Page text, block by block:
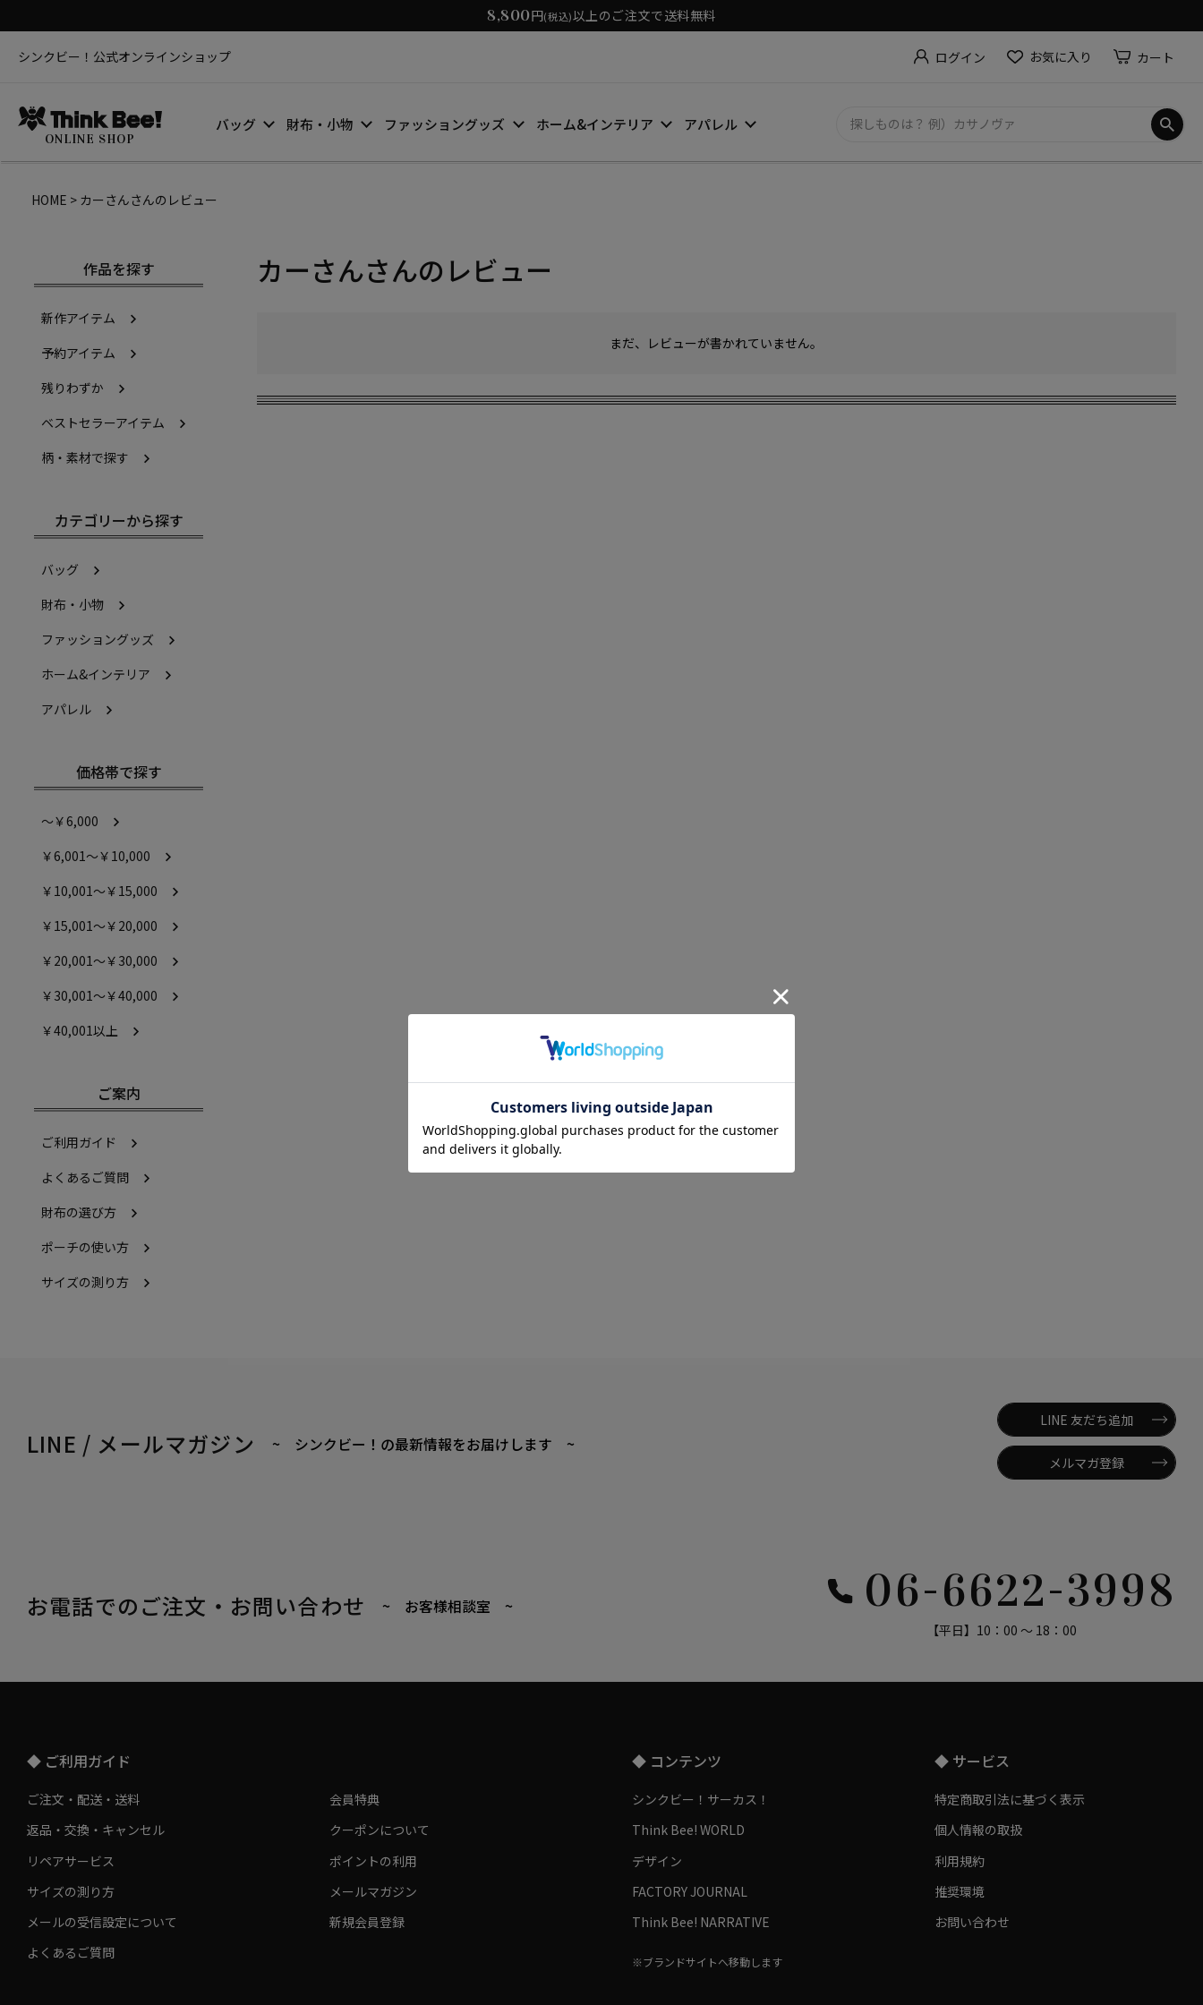
8,800円(税込)以上のご注文で送料無料
シンクビー！公式オンラインショップ ログイン お気に入り カート
ONLINE SHOP
バッグ 財布・小物 ファッショングッズ ホーム&インテリア アパレル
HOME カーさんさんのレビュー
カーさんさんのレビュー
まだ、レビューが書かれていません。
作品を探す
新作アイテム
予約アイテム
残りわずか
ベストセラーアイテム
柄・素材で探す
カテゴリーから探す
バッグ
財布・小物
ファッショングッズ
ホーム&インテリア
アパレル
価格帯で探す
～￥6,000
￥6,001～￥10,000
￥10,001～￥15,000
￥15,001～￥20,000
￥20,001～￥30,000
￥30,001～￥40,000
￥40,001以上
ご案内
ご利用ガイド
よくあるご質問
財布の選び方
ポーチの使い方
サイズの測り方
LINE / メールマガジン ~ シンクビー！の最新情報をお届けします ~
LINE 友だち追加
メルマガ登録
お電話でのご注文・お問い合わせ ~ お客様相談室 ~ 06-6622-3998
【平日】10：00 ～ 18：00
◆ ご利用ガイド
ご注文・配送・送料
返品・交換・キャンセル
リペアサービス
サイズの測り方
メールの受信設定について
よくあるご質問
会員特典
クーポンについて
ポイントの利用
メールマガジン
新規会員登録
◆ コンテンツ
シンクビー！サーカス！
Think Bee! WORLD
デザイン
FACTORY JOURNAL
Think Bee! NARRATIVE
※ブランドサイトへ移動します
◆ サービス
特定商取引法に基づく表示
個人情報の取扱
利用規約
推奨環境
お問い合わせ